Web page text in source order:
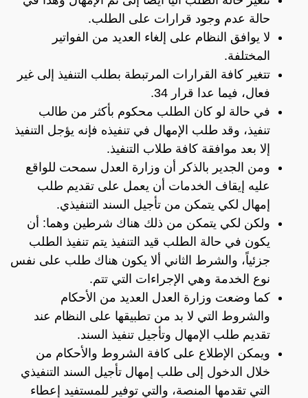
حالة عدم وجود قرارات على الطلب.
لا يوافق النظام على إلغاء العديد من الفواتير
المختلفة.
تتغير كافة القرارات المرتبطة بطلب التنفيذ إلى غير
فعال، فيما عدا قرار 34.
في حالة لو كان الطلب محكوم بأكثر من طالب
تنفيذ، وقد طلب الإمهال في تنفيذه فإنه يؤجل التنفيذ
إلا بعد موافقة كافة طلاب التنفيذ.
ومن الجدير بالذكر أن وزارة العدل سمحت للواقع
عليه إيقاف الخدمات أن يعمل على تقديم طلب
إمهال لكي يتمكن من تأجيل السند التنفيذي.
ولكن لكي يتمكن من ذلك هناك شرطين وهما: أن
يكون في حالة الطلب قيد التنفيذ يتم تنفيذ الطلب
جزئياً، والشرط الثاني ألا يكون هناك طلب على نفس
نوع الخدمة وهي الإجراءات التي تتم.
كما وضعت وزارة العدل العديد من الأحكام
والشروط التي لا بد من تطبيقها على النظام عند
تقديم طلب الإمهال وتأجيل تنفيذ السند.
ويمكن الإطلاع على كافة الشروط والأحكام من
خلال الدخول إلى طلب إمهال تأجيل السند التنفيذي
التي تقدمها المنصة، والتي توفير للمستفيد إعطاء